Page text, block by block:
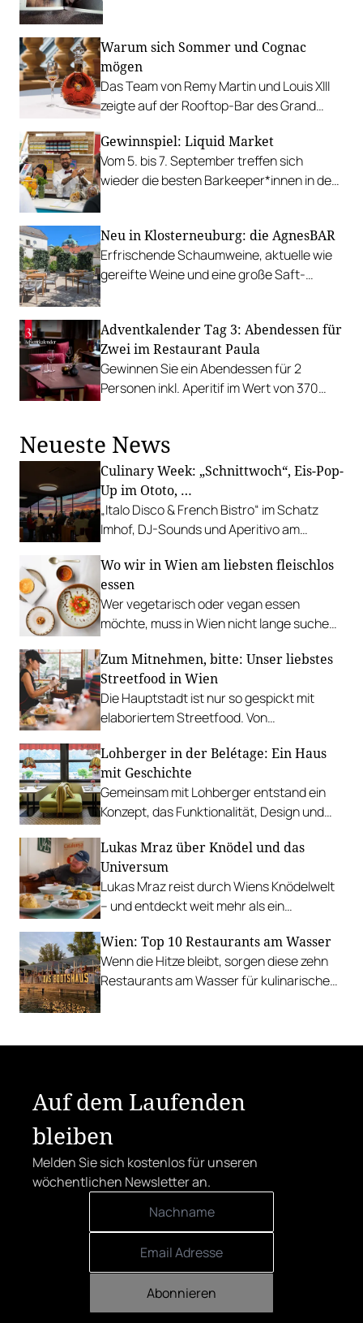
Warum sich Sommer und Cognac
mögen
Das Team von Remy Martin und Louis XIII
zeigte auf der Rooftop-Bar des Grand
Cognac.
Gewinnspiel: Liquid Market
Vom 5. bis 7. September treffen sich
wieder die besten Barkeeper*innen in der
Neu in Klosterneuburg: die AgnesBAR
Erfrischende Schaumweine, aktuelle wie
gereifte Weine und eine große Saft-
Adventkalender Tag 3: Abendessen für
Zwei im Restaurant Paula
Gewinnen Sie ein Abendessen für 2
Personen inkl. Aperitif im Wert von 370
Neueste News
Culinary Week: „Schnittwoch“, Eis-Pop-
Up im Ototo, …
„Italo Disco & French Bistro“ im Schatz
Imhof, DJ-Sounds und Aperitivo am
Palme, „Fridays for Furmint“ u. v. m.
Wo wir in Wien am liebsten fleischlos
essen
Wer vegetarisch oder vegan essen
möchte, muss in Wien nicht lange suchen.
besonders.
Zum Mitnehmen, bitte: Unser liebstes
Streetfood in Wien
Die Hauptstadt ist nur so gespickt mit
elaboriertem Streetfood. Von
Tacos bis hin zu syrischer Marktküche.
Lohberger in der Belétage: Ein Haus
mit Geschichte
Gemeinsam mit Lohberger entstand ein
Konzept, das Funktionalität, Design und
Lukas Mraz über Knödel und das
Universum
Lukas Mraz reist durch Wiens Knödelwelt
– und entdeckt weit mehr als ein
Wien: Top 10 Restaurants am Wasser
Wenn die Hitze bleibt, sorgen diese zehn
Restaurants am Wasser für kulinarische
Auf dem Laufenden
bleiben
Melden Sie sich kostenlos für unseren
wöchentlichen Newsletter an.
Abonnieren